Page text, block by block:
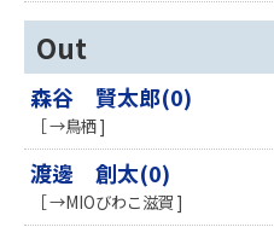
Out
森谷 賢太郎(0)
［ →鳥栖 ]
渡邊 創太(0)
［ →MIOびわこ滋賀 ]